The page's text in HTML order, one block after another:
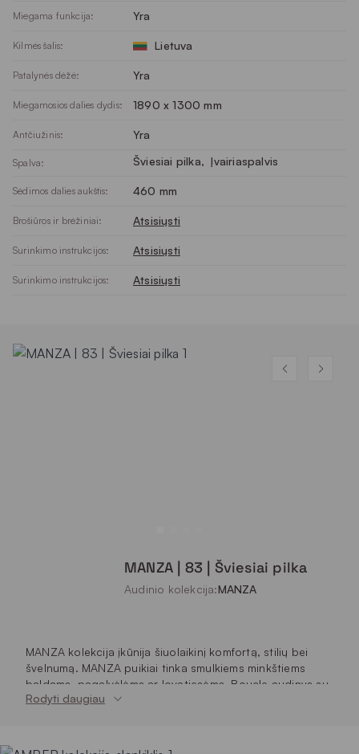
Miegama funkcija: Yra
Kilmės šalis: Lietuva
Patalynės dėžė: Yra
Miegamosios dalies dydis: 1890 x 1300 mm
Antčiužinis: Yra
Spalva: Šviesiai pilka, Įvairiaspalvis
Sėdimos dalies aukštis: 460 mm
Brošiūros ir brėžiniai: Atsisiųsti
Surinkimo instrukcijos: Atsisiųsti
Surinkimo instrukcijos: Atsisiųsti
MANZA | 83 | Šviesiai pilka
Audinio kolekcija:MANZA
MANZA kolekcija įkūnija šiuolaikinį komfortą, stilių bei
švelnumą. MANZA puikiai tinka smulkiems minkštiems
baldams, pagalvėlėms ar lovatiesėms. Boucle audinys su
satino apdaila sukuria subtilų švelnumo efektą bei
drėgmės, tai leis Jums ilgus metus džiaugtis gražiu baldu.
Rodyti daugiau